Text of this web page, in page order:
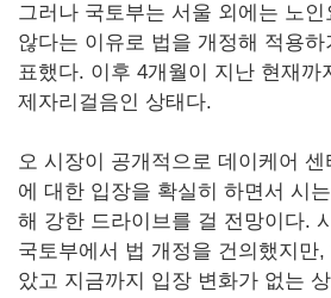
그러나 국토부는 서울 외에는 노인
않다는 이유로 법을 개정해 적용
표했다. 이후 4개월이 지난 현재까
제자리걸음인 상태다.
오 시장이 공개적으로 데이케어
에 대한 입장을 확실히 하면서 시
해 강한 드라이브를 걸 전망이다.
국토부에서 법 개정을 건의했지만
았고 지금까지 입장 변화가 없는